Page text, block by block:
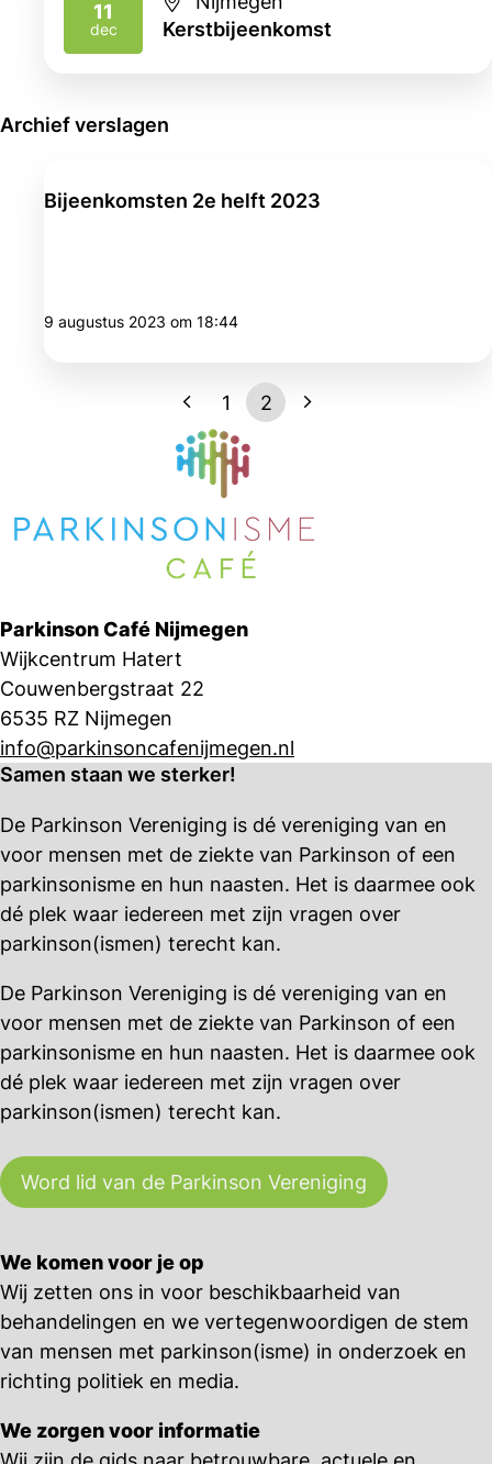
11
dec
2026
Kerstbijeenkomst
Archief verslagen
Bijeenkomsten 2e helft 2023
9 augustus 2023 om 18:44
1 2
Parkinson Café Nijmegen
Wijkcentrum Hatert
Couwenbergstraat 22
6535 RZ Nijmegen
info@parkinsoncafenijmegen.nl
Samen staan we sterker!
De Parkinson Vereniging is dé vereniging van en
voor mensen met de ziekte van Parkinson of een
parkinsonisme en hun naasten. Het is daarmee ook
dé plek waar iedereen met zijn vragen over
parkinson(ismen) terecht kan.
De Parkinson Vereniging is dé vereniging van en
voor mensen met de ziekte van Parkinson of een
parkinsonisme en hun naasten. Het is daarmee ook
dé plek waar iedereen met zijn vragen over
parkinson(ismen) terecht kan.
Word lid van de Parkinson Vereniging
We komen voor je op
Wij zetten ons in voor beschikbaarheid van
behandelingen en we vertegenwoordigen de stem
van mensen met parkinson(isme) in onderzoek en
richting politiek en media.
We zorgen voor informatie